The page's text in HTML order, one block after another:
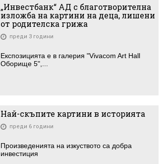
„Инвестбанк“ АД с благотворителна
изложба на картини на деца, лишени
от родителска грижа
преди 3 години
Експозицията е в галерия "Vivacom Art Hall
Оборище 5",...
Най-скъпите картини в историята
преди 6 години
Произведенията на изкуството са добра
инвестиция